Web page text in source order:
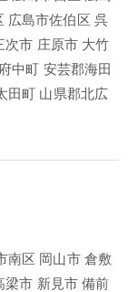
広島市佐伯区 呉
次市 庄原市 大竹
中町 安芸郡海田
田町 山県郡北広
南区 岡山市 倉敷
梁市 新見市 備前